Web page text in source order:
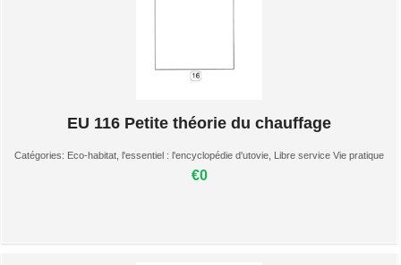
EU 116 Petite théorie du chauffage
Catégories: Eco-habitat l'essentiel : l'encyclopédie d'utovie Libre service Vie pratique
€0